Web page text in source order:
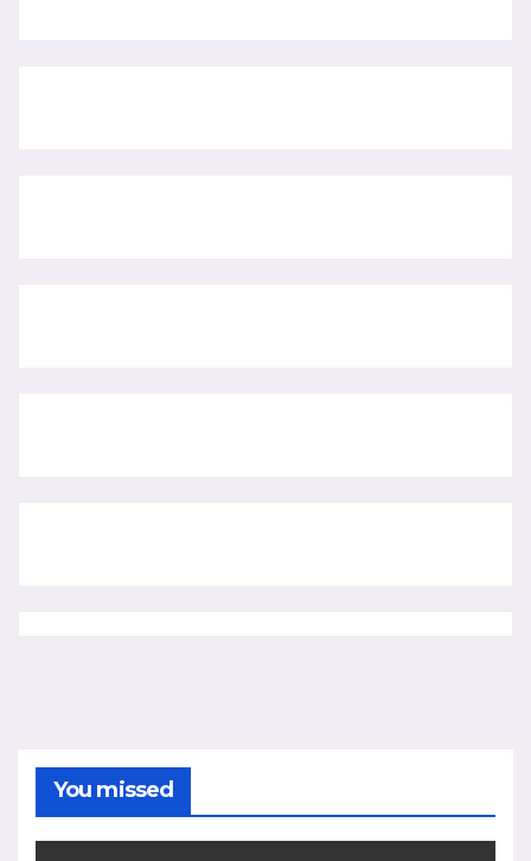
You missed